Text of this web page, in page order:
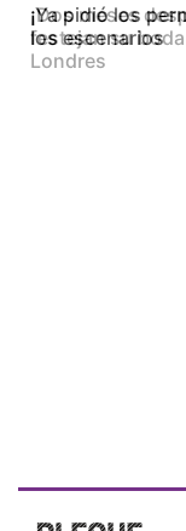
¡Dos meses
festejan su
Londres